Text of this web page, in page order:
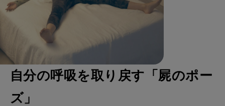
自分の呼吸を取り戻す「屍のポー
ズ」